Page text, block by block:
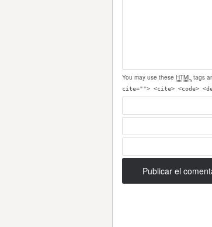
You may use these HTML tags
cite=""> <cite> <code>